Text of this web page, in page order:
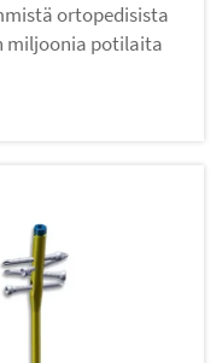
ortopedisista
miljoonia potilaita
lääketieteellistä
kirurgiset